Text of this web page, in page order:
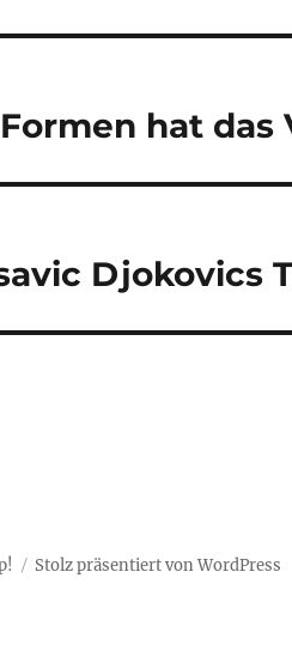
hat das
Djokovics
Stolz präsentiert von WordPress